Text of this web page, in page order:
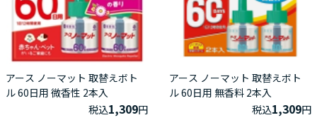
アース ノーマット 取替えボト
ル 60日用 微香性 2本入
税込1,309円
アース ノーマット 取替えボト
ル 60日用 無香料 2本入
税込1,309円